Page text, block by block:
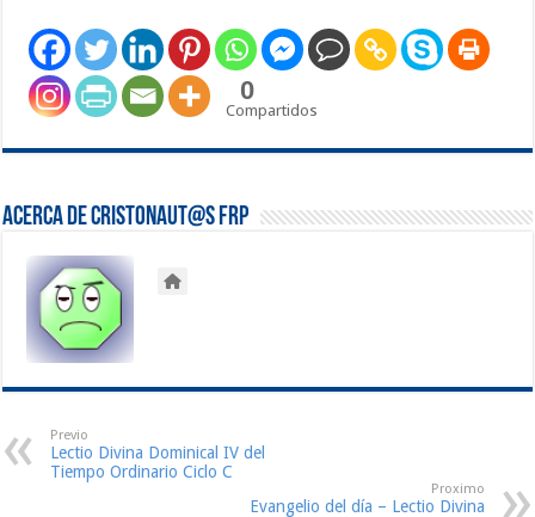
0
Compartidos
Acerca de Cristonaut@s FRP
Previo
Lectio Divina Dominical IV del
Tiempo Ordinario Ciclo C
Proximo
Evangelio del día – Lectio Divina